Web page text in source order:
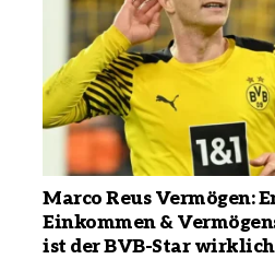
Marco Reus Vermögen:
Einkommen &
ist der BVB-Star